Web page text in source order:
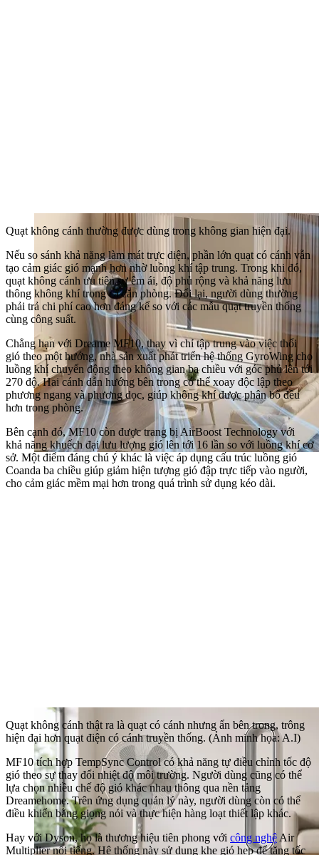
Quạt không cánh thường được dùng trong không gian hiện đại.
Nếu so sánh khả năng làm mát trực diện, phần lớn quạt có cánh vẫn
tạo cảm giác gió mạnh hơn nhờ luồng khí tập trung. Trong khi đó,
quạt không cánh ưu tiên sự êm ái, độ phủ rộng và khả năng lưu
thông không khí trong cả căn phòng. Đổi lại, người dùng thường
phải trả chi phí cao hơn đáng kể so với các mẫu quạt truyền thống
cùng công suất.
Chẳng hạn với Dreame MF10, thay vì chỉ tập trung vào việc thổi
gió theo một hướng, nhà sản xuất phát triển hệ thống GyroWing cho
luồng khí chuyển động theo không gian ba chiều với góc phủ lên tới
270 độ. Hai cánh dẫn hướng bên trong có thể xoay độc lập theo
phương ngang và phương dọc, giúp không khí được phân bổ đều
hơn trong phòng.
Bên cạnh đó, MF10 còn được trang bị AirBoost Technology với
khả năng khuếch đại lưu lượng gió lên tới 16 lần so với luồng khí cơ
sở. Một điểm đáng chú ý khác là việc áp dụng cấu trúc luồng gió
Coanda ba chiều giúp giảm hiện tượng gió đập trực tiếp vào người,
cho cảm giác mềm mại hơn trong quá trình sử dụng kéo dài.
Quạt không cánh thật ra là quạt có cánh nhưng ẩn bên trong, trông
hiện đại hơn quạt điện có cánh truyền thống. (Ảnh minh họa: A.I)
MF10 tích hợp TempSync Control có khả năng tự điều chỉnh tốc độ
gió theo sự thay đổi nhiệt độ môi trường. Người dùng cũng có thể
lựa chọn nhiều chế độ gió khác nhau thông qua nền tảng
Dreamehome. Trên ứng dụng quản lý này, người dùng còn có thể
điều khiển bằng giọng nói và thực hiện hàng loạt thiết lập khác.
Hay với Dyson, họ là thương hiệu tiên phong với công nghệ Air
Multiplier nổi tiếng. Hệ thống này sử dụng khe gió hẹp để tăng tốc